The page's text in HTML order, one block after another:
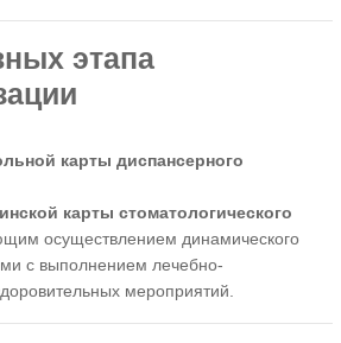
этапа
карты диспансерного
карты стоматологического
осуществлением динамического
с выполнением лечебно-
мероприятий.